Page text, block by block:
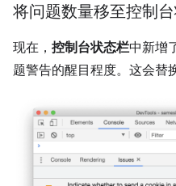
将问题数量移至控制
现在， 控制台状态栏中新增
题警告的醒目程度。这会替